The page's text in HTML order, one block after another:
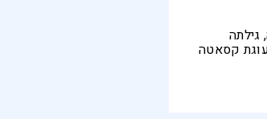
גילתה
קסאטה